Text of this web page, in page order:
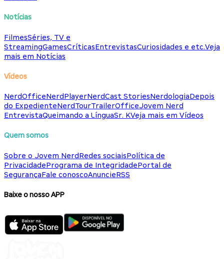
Notícias
FilmesSéries, TV e
StreamingGamesCríticasEntrevistasCuriosidades e etc.Veja
mais em Notícias
Vídeos
NerdOfficeNerdPlayerNerdCast StoriesNerdologiaDepois
do ExpedienteNerdTourTrailerOfficeJovem Nerd
EntrevistaQueimando a LínguaSr. KVeja mais em Vídeos
Quem somos
Sobre o Jovem NerdRedes sociaisPolítica de
PrivacidadePrograma de IntegridadePortal de
SegurançaFale conoscoAnuncieRSS
Baixe o nosso APP